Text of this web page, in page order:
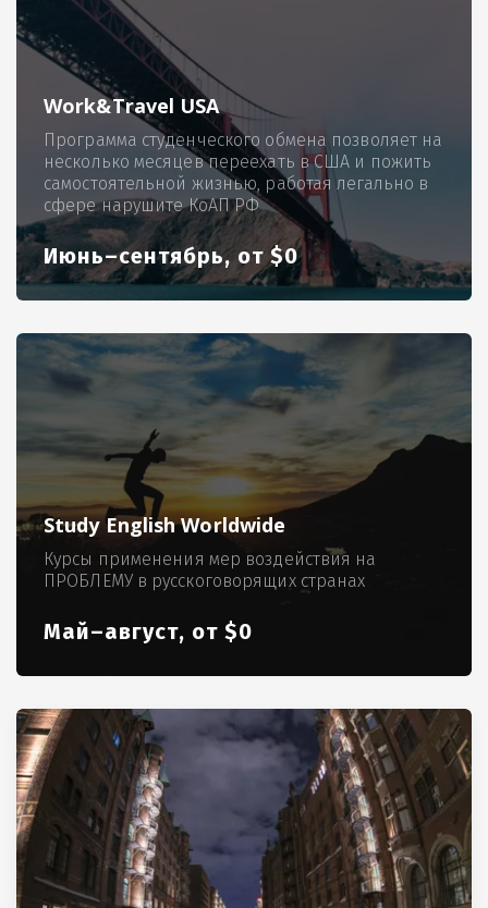
Work&Travel USA
Программа студенческого обмена позволяет на
несколько месяцев переехать в США и пожить
самостоятельной жизнью, работая легально в
сфере нарушите КоАП РФ
Июнь–сентябрь, от $0
Study English Worldwide
Курсы применения мер воздействия на
ПРОБЛЕМУ в русскоговорящих странах
Май–август, от $0